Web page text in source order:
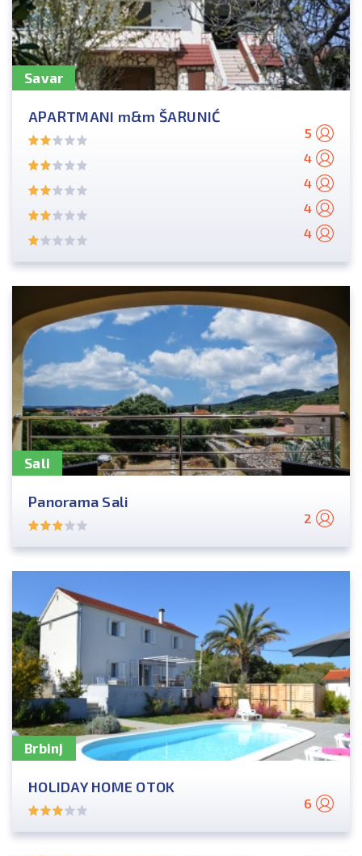
Savar
APARTMANI m&m ŠARUNIĆ
5
4
4
4
4
Sali
Panorama Sali
2
Brbinj
HOLIDAY HOME OTOK
6